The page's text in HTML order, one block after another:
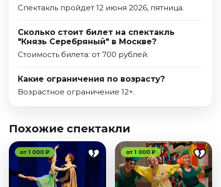
Спектакль пройдет 12 июня 2026, пятница.
Сколько стоит билет на спектакль
"Князь Серебряный" в Москве?
Стоимость билета: от 700 рублей.
Какие ограничения по возрасту?
Возрастное ограничение 12+.
Похожие спектакли
от 1 000 ₽ от 1 000 ₽